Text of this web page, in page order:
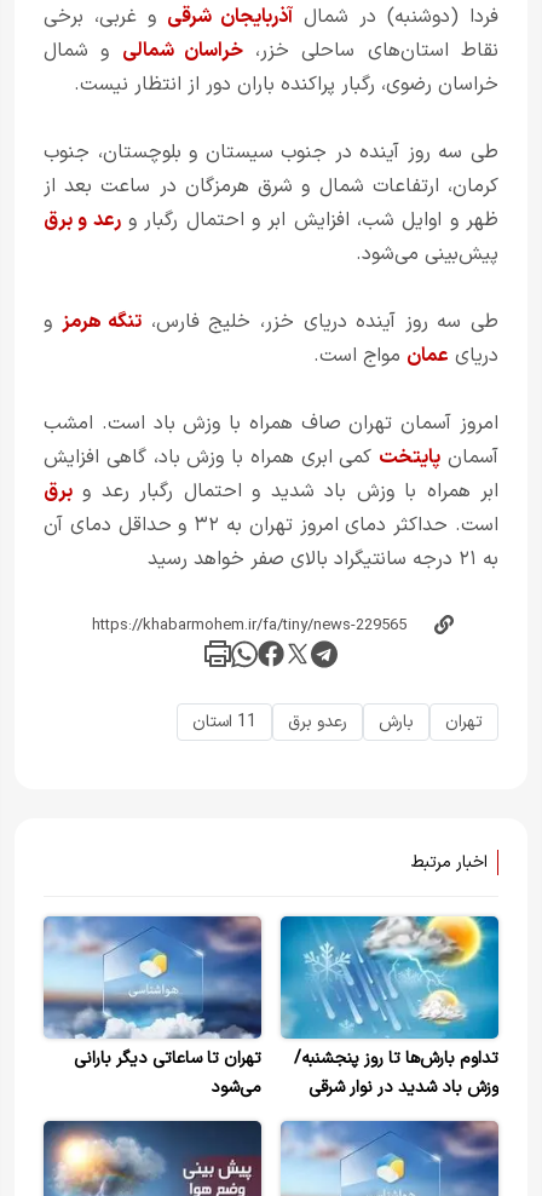
فردا (دوشنبه) در شمال آذربایجان شرقی و غربی، برخی
نقاط استان‌های ساحلی خزر،خراسان شمالی و شمال
خراسان رضوی، رگبار پراکنده باران دور از انتظار نیست.
طی سه روز آینده در جنوب سیستان و بلوچستان، جنوب
کرمان، ارتفاعات شمال و شرق هرمزگان در ساعت بعد از
ظهر و اوایل شب، افزایش ابر و احتمال رگبار ورعد و برق
پیش‌بینی می‌شود.
طی سه روز آینده دریای خزر، خلیج فارس، تنگه هرمز و
دریای عمان مواج است.
امروز آسمان تهران صاف همراه با وزش باد است. امشب
آسمان پایتخت کمی ابری همراه با وزش باد، گاهی افزایش
ابر همراه با وزش باد شدید و احتمال رگبار رعد و برق
است. حداکثر دمای امروز تهران به ۳۲ و حداقل دمای آن
به ۲۱ درجه سانتیگراد بالای صفر خواهد رسید
تهران بارش رعدو برق 11 استان
اخبار مرتبط
تداوم بارش‌ها تا روز پنجشنبه/
وزش باد شدید در نوار شرقی
کشور
تهران تا ساعاتی دیگر بارانی
می‌شود